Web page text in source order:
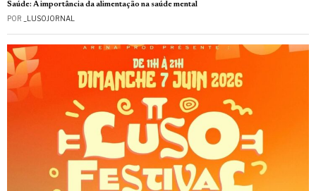
Saúde: A importância da alimentação na saúde mental
POR _LUSOJORNAL